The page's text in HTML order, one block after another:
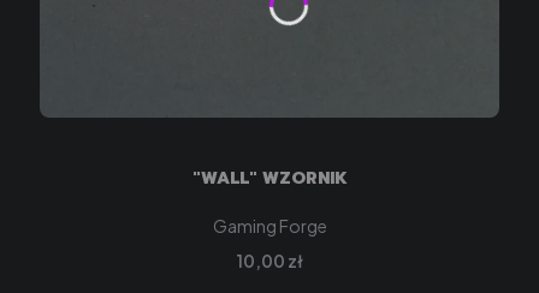
"WALL" WZORNIK
Producent
Gaming Forge
Cena
10,00 zł